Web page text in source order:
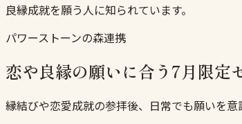
良縁成就を願う人に知られています。
パワーストーンの森連携
恋や良縁の願いに合う7月限定
縁結びや恋愛成就の参拝後、日常でも願いを